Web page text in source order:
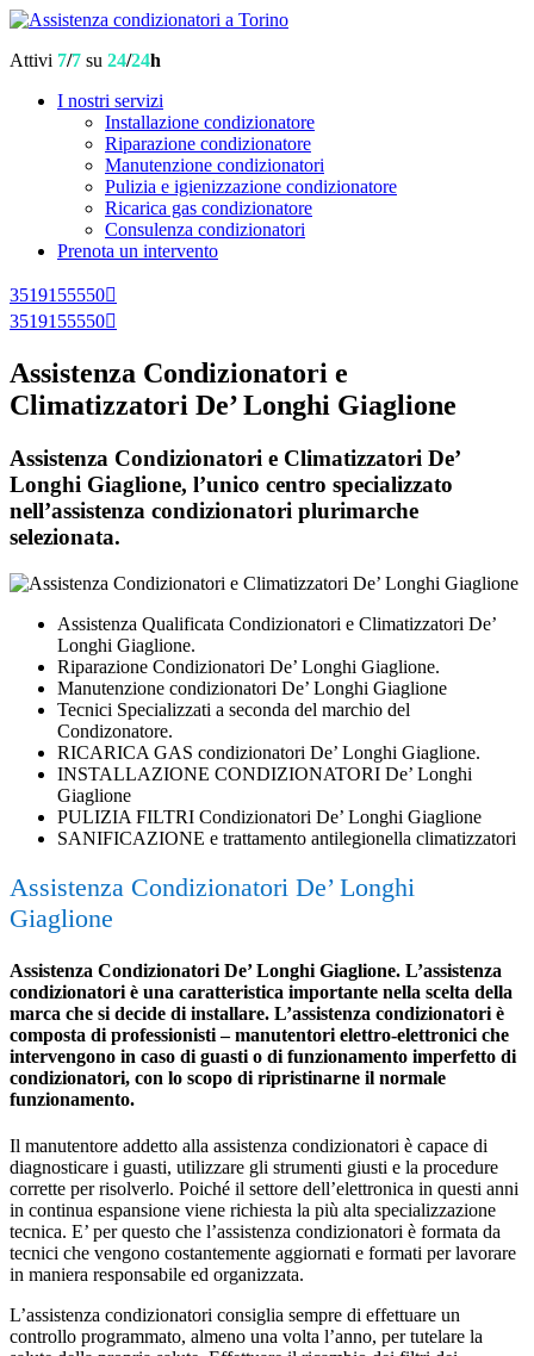
Attivi 7/7 su 24/24h
I nostri servizi
Installazione condizionatore
Riparazione condizionatore
Manutenzione condizionatori
Pulizia e igienizzazione condizionatore
Ricarica gas condizionatore
Consulenza condizionatori
Prenota un intervento
3519155550
3519155550
Assistenza Condizionatori e
Climatizzatori De’ Longhi Giaglione
Assistenza Condizionatori e Climatizzatori De’
Longhi Giaglione, l’unico centro specializzato
nell’assistenza condizionatori plurimarche
selezionata.
Assistenza Qualificata Condizionatori e Climatizzatori De’
Longhi Giaglione.
Riparazione Condizionatori De’ Longhi Giaglione.
Manutenzione condizionatori De’ Longhi Giaglione
Tecnici Specializzati a seconda del marchio del
Condizonatore.
RICARICA GAS condizionatori De’ Longhi Giaglione.
INSTALLAZIONE CONDIZIONATORI De’ Longhi
Giaglione
PULIZIA FILTRI Condizionatori De’ Longhi Giaglione
SANIFICAZIONE e trattamento antilegionella climatizzatori
Assistenza Condizionatori De’ Longhi
Giaglione
Assistenza Condizionatori De’ Longhi Giaglione. L’assistenza
condizionatori è una caratteristica importante nella scelta della
marca che si decide di installare. L’assistenza condizionatori è
composta di professionisti – manutentori elettro-elettronici che
intervengono in caso di guasti o di funzionamento imperfetto di
condizionatori, con lo scopo di ripristinarne il normale
funzionamento.
Il manutentore addetto alla assistenza condizionatori è capace di
diagnosticare i guasti, utilizzare gli strumenti giusti e la procedure
corrette per risolverlo. Poiché il settore dell’elettronica in questi anni
in continua espansione viene richiesta la più alta specializzazione
tecnica. E’ per questo che l’assistenza condizionatori è formata da
tecnici che vengono costantemente aggiornati e formati per lavorare
in maniera responsabile ed organizzata.
L’assistenza condizionatori consiglia sempre di effettuare un
controllo programmato, almeno una volta l’anno, per tutelare la